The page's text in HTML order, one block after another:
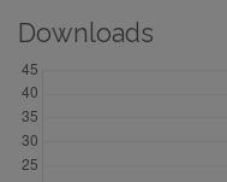
Downloads